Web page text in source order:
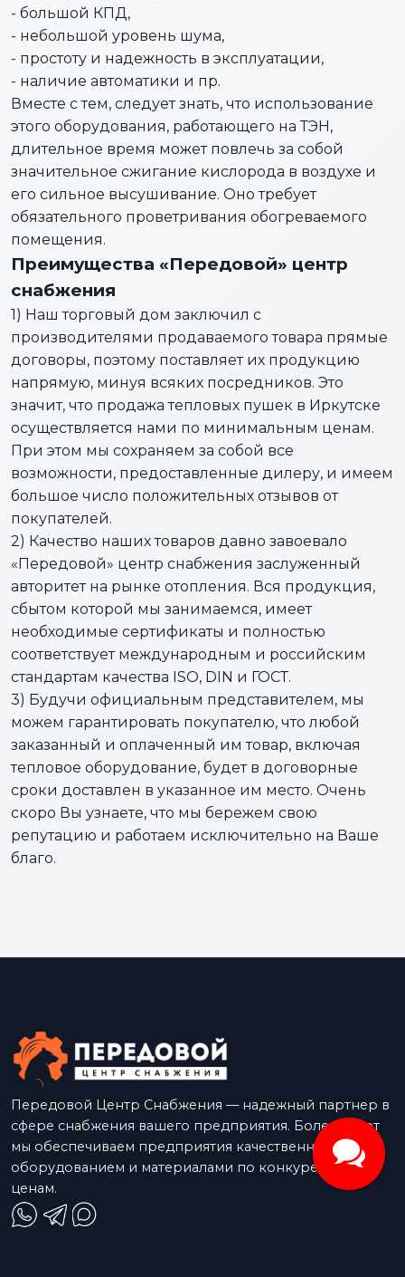
- большой КПД,
- небольшой уровень шума,
- простоту и надежность в эксплуатации,
- наличие автоматики и пр.
Вместе с тем, следует знать, что использование
этого оборудования, работающего на ТЭН,
длительное время может повлечь за собой
значительное сжигание кислорода в воздухе и
его сильное высушивание. Оно требует
обязательного проветривания обогреваемого
помещения.
Преимущества «Передовой» центр
снабжения
1) Наш торговый дом заключил с
производителями продаваемого товара прямые
договоры, поэтому поставляет их продукцию
напрямую, минуя всяких посредников. Это
значит, что продажа тепловых пушек в Иркутске
осуществляется нами по минимальным ценам.
При этом мы сохраняем за собой все
возможности, предоставленные дилеру, и имеем
большое число положительных отзывов от
покупателей.
2) Качество наших товаров давно завоевало
«Передовой» центр снабжения заслуженный
авторитет на рынке отопления. Вся продукция,
сбытом которой мы занимаемся, имеет
необходимые сертификаты и полностью
соответствует международным и российским
стандартам качества ISO, DIN и ГОСТ.
3) Будучи официальным представителем, мы
можем гарантировать покупателю, что любой
заказанный и оплаченный им товар, включая
тепловое оборудование, будет в договорные
сроки доставлен в указанное им место. Очень
скоро Вы узнаете, что мы бережем свою
репутацию и работаем исключительно на Ваше
благо.
Передовой Центр Снабжения — надежный партнер в
сфере снабжения вашего предприятия. Более 15 лет
мы обеспечиваем предприятия качественным
оборудованием и материалами по конкурентным
ценам.